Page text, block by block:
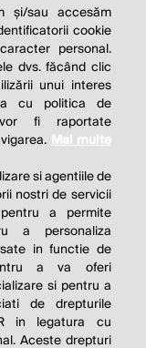
și/sau accesăm
cookie
personal.
dvs. făcând clic
unui interes
cu politica de
fi raportate
Mai multe
si agentiile de
nostri de servicii
a permite
a personaliza
in functie de
a va oferi
si pentru a
de drepturile
in legatura cu
Aceste drepturi